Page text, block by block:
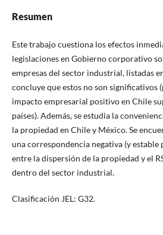
Resumen
Este trabajo cuestiona los efectos
legislaciones en Gobierno corporativo
empresas del sector industrial, listadas
concluye que estos no son significativos
impacto empresarial positivo en Chile
países). Además, se estudia la
la propiedad en Chile y México. Se
una correspondencia negativa (y
entre la dispersión de la propiedad y el
dentro del sector industrial.
Clasificación JEL: G32.